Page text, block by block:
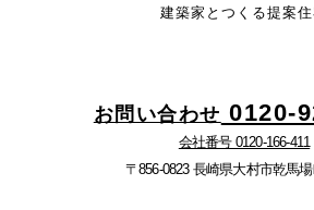
建築家とつくる提案
お問い合わせ 0120-
会社番号 0120-166-411
〒856-0823 長崎県大村市乾馬場